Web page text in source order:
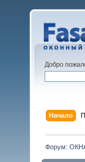
Добро
Начало
Форум: